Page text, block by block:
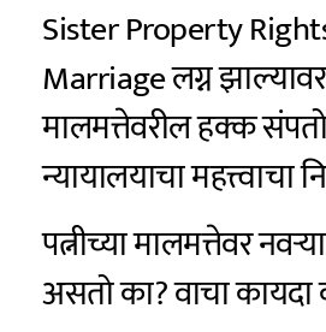
Sister Property
Marriage लग्न
मालमत्तेवरील हक्क
न्यायालयाचा महत्त्वाचा
पत्नीच्या मालमत्तेवर
असतो का? वाचा